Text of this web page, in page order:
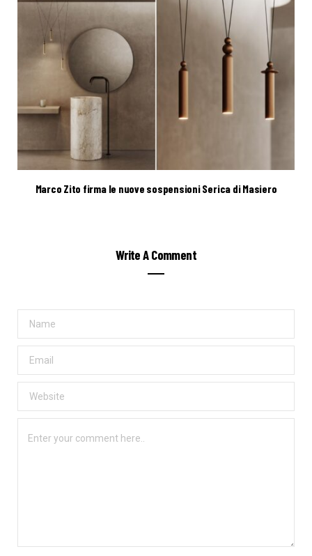
Marco Zito firma le nuove sospensioni Serica di Masiero
Write A Comment